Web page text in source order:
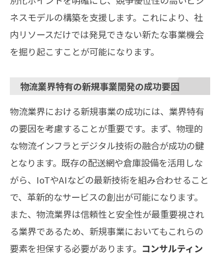
ネスモデルの構築を支援します。これにより、社
内リソースだけでは発見できない新たな事業機会
を掘り起こすことが可能になります。
物流業界特有の新規事業開発の成功要因
物流業界における新規事業の成功には、業界特有
の要因を考慮することが重要です。まず、物理的
な物流インフラとデジタル技術の融合が成功の鍵
となります。既存の配送網や倉庫設備を活用しな
がら、IoTやAIなどの最新技術を組み合わせること
で、革新的なサービスの創出が可能になります。
また、物流業界は信頼性と安全性が最重要視され
る業界であるため、新規事業においてもこれらの
要素を担保する必要があります。 コンサルティン